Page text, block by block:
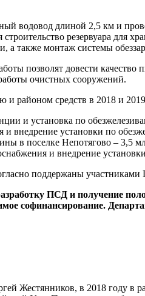
водовод длиной 2,5 км и
резервуара для
а также монтаж системы
позволят довести
очистных сооружений.
и районом средств в 2018 и
и установка по
внедрение установки по
в поселке Непотягово – 3,5
и внедрение
поддержаны участниками
ПСД и получение
софинансирование.
Жестянников, в 2018 году